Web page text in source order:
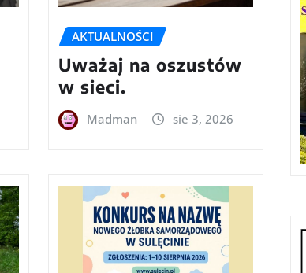
AKTUALNOŚCI
Uważaj na oszustów
w sieci.
Madman sie 3, 2026